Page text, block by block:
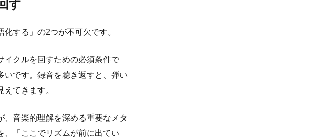
す
する」の2つが不可欠です。
イクルを回すための必須条件で
です。録音を聴き返すと、弾い
てきます。
、音楽的理解を深める重要なメタ
、「ここでリズムが前に出てい